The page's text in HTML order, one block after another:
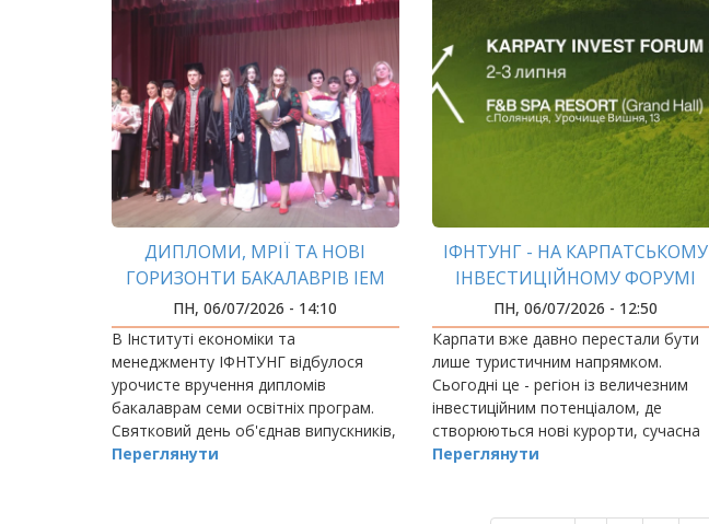
ДИПЛОМИ, МРІЇ ТА НОВІ
ГОРИЗОНТИ БАКАЛАВРІВ ІЕМ
ПН, 06/07/2026 - 14:10
В Інституті економіки та
менеджменту ІФНТУНГ відбулося
урочисте вручення дипломів
бакалаврам семи освітніх програм.
Святковий день об'єднав випускників,
викладачів і наставників, ставши
Переглянути
ІФНТУНГ - НА КАРПАТСЬКОМУ
ІНВЕСТИЦІЙНОМУ ФОРУМІ
ПН, 06/07/2026 - 12:50
Карпати вже давно перестали бути
лише туристичним напрямком.
Сьогодні це - регіон із величезним
інвестиційним потенціалом, де
створюються нові курорти, сучасна
туристична інфраструктура та
Переглянути